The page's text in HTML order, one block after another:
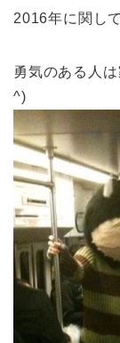
2016年に関し
勇気のある人
^)